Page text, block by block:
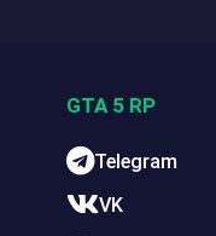
GTA 5 RP
Telegram
VK